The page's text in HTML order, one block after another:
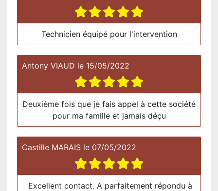
Technicien équipé pour l'intervention
Antony VIAUD le 15/05/2022
Deuxième fois que je fais appel à cette société
pour ma famille et jamais déçu
Castille MARAIS le 07/05/2022
Excellent contact. A parfaitement répondu à